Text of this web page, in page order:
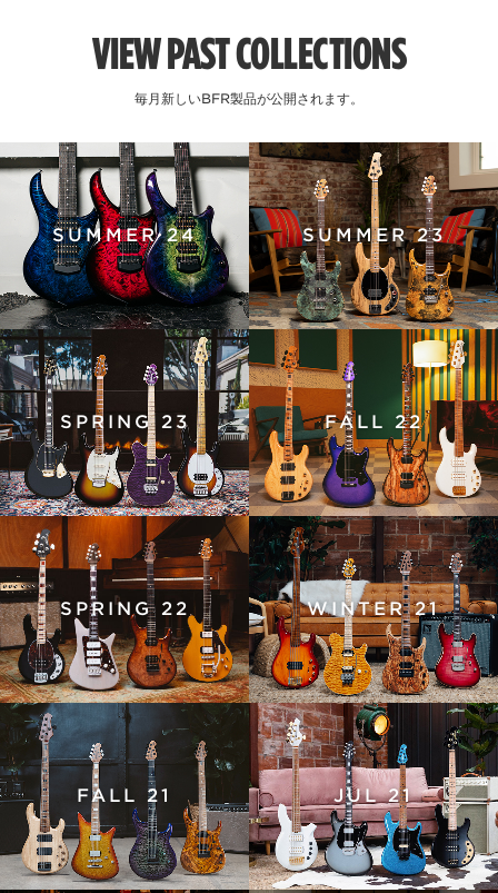
VIEW PAST COLLECTIONS
毎月新しいBFR製品が公開されます。
SUMMER 24 SUMMER 23
SPRING 23 FALL 22
SPRING 22 WINTER 21
FALL 21 JUL 21